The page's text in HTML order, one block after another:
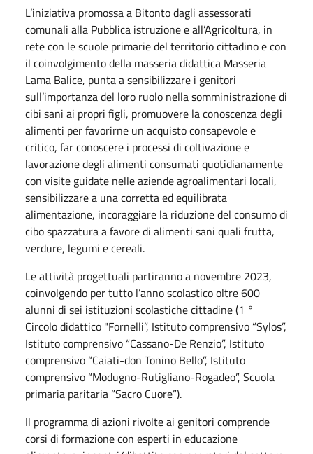
L’iniziativa promossa a Bitonto dagli assessorati
comunali alla Pubblica istruzione e all’Agricoltura, in
rete con le scuole primarie del territorio cittadino e con
il coinvolgimento della masseria didattica Masseria
Lama Balice, punta a sensibilizzare i genitori
sull’importanza del loro ruolo nella somministrazione di
cibi sani ai propri figli, promuovere la conoscenza degli
alimenti per favorirne un acquisto consapevole e
critico, far conoscere i processi di coltivazione e
lavorazione degli alimenti consumati quotidianamente
con visite guidate nelle aziende agroalimentari locali,
sensibilizzare a una corretta ed equilibrata
alimentazione, incoraggiare la riduzione del consumo di
cibo spazzatura a favore di alimenti sani quali frutta,
verdure, legumi e cereali.
Le attività progettuali partiranno a novembre 2023,
coinvolgendo per tutto l’anno scolastico oltre 600
alunni di sei istituzioni scolastiche cittadine (1 °
Circolo didattico "Fornelli”, Istituto comprensivo “Sylos”,
Istituto comprensivo “Cassano-De Renzio”, Istituto
comprensivo “Caiati-don Tonino Bello”, Istituto
comprensivo “Modugno-Rutigliano-Rogadeo”, Scuola
primaria paritaria “Sacro Cuore”).
Il programma di azioni rivolte ai genitori comprende
corsi di formazione con esperti in educazione